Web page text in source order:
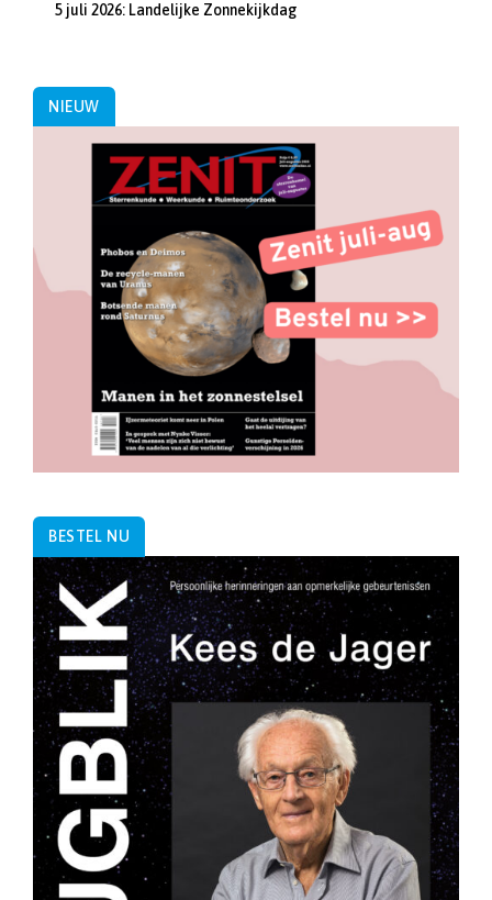
5 juli 2026: Landelijke Zonnekijkdag
NIEUW
BESTEL NU